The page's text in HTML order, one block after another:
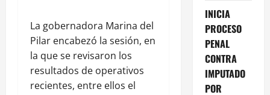
La gobernadora Marina del
Pilar encabezó la sesión, en
la que se revisaron los
resultados de operativos
recientes, entre ellos el
INICIA
PROCESO
PENAL
CONTRA
IMPUTADO
POR